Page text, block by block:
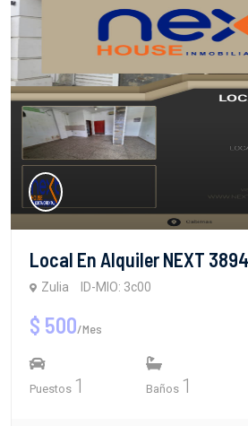
Local En Alquiler NEXT 3894
Zulia ID-MIO: 3c00
$ 500/Mes
Puestos 1 Baños 1